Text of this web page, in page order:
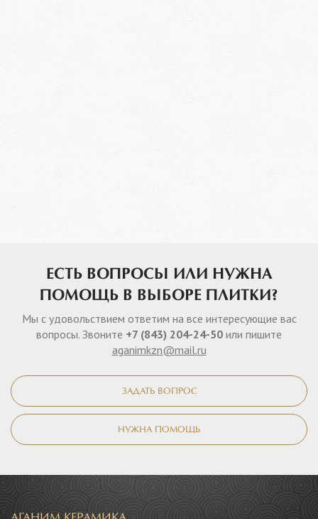
ЕСТЬ ВОПРОСЫ ИЛИ НУЖНА
ПОМОЩЬ В ВЫБОРЕ ПЛИТКИ?
Мы с удовольствием ответим на все интересующие вас
вопросы. Звоните +7 (843) 204-24-50 или пишите
aganimkzn@mail.ru
ЗАДАТЬ ВОПРОС
НУЖНА ПОМОЩЬ